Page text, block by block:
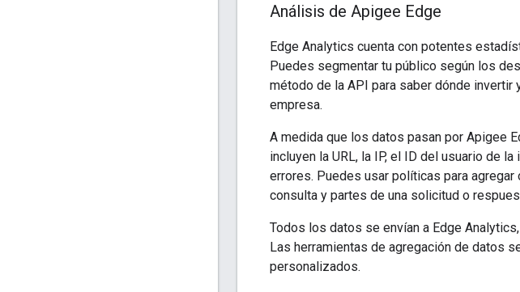
Análisis de Apigee Edge
Edge Analytics cuenta con potentes
Puedes segmentar tu público según los
método de la API para saber dónde
empresa.
A medida que los datos pasan por Apigee
incluyen la URL, la IP, el ID del usuario de
errores. Puedes usar políticas para
consulta y partes de una solicitud o
Todos los datos se envían a Edge
Las herramientas de agregación de datos
personalizados.